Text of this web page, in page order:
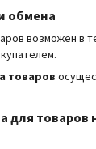
обмена
возможен в
товаров
для